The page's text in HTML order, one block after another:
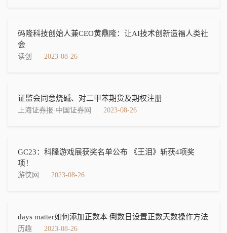
码隆科技创始人兼CEO黄鼎隆：让AI技术创新造福人类社
会
读创 2023-08-26
证监会同意烧碱、对二甲苯期货及期权注册
上海证券报·中国证券网 2023-08-26
GC23：科隆游戏展获奖名单公布 《王泪》斩获4项奖
项！
游侠网 2023-08-26
days matter如何添加正数本 倒数日设置正数天数操作方法
历趣 2023-08-26